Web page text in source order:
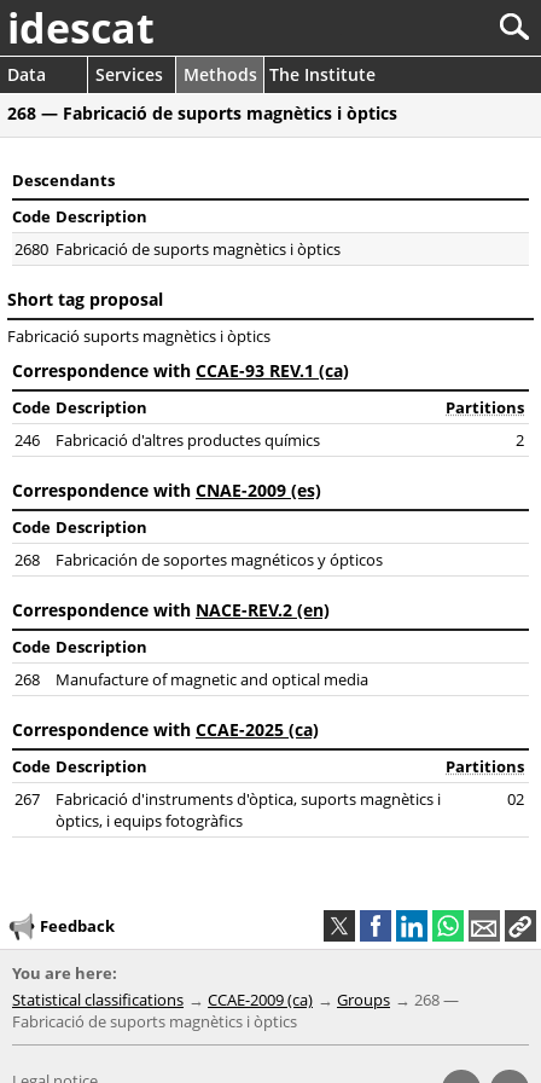
idescat
Data Services Methods The Institute
268 — Fabricació de suports magnètics i òptics
Descendants
Code Description
2680 Fabricació de suports magnètics i òptics
Short tag proposal
Fabricació suports magnètics i òptics
Correspondence with CCAE-93 REV.1 (ca)
Code Description
Partitions
246
Fabricació d'altres productes químics 2
Correspondence with CNAE-2009 (es)
Code Description
268
Fabricación de soportes magnéticos y ópticos
Correspondence with NACE-REV.2 (en)
Code Description
268
Manufacture of magnetic and optical media
Correspondence with CCAE-2025 (ca)
Code Description
Partitions
267
Fabricació d'instruments d'òptica, suports magnètics i
òptics, i equips fotogràfics
02
Feedback
You are here:
Statistical classifications
CCAE-2009 (ca) Groups
268 —
Fabricació de suports magnètics i òptics